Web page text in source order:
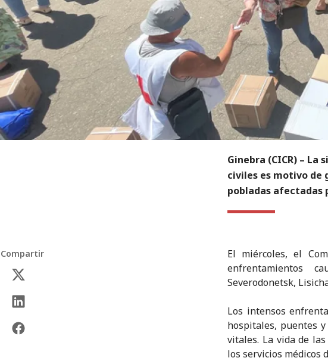
Ginebra (CICR) –
civiles es motivo de
pobladas afectadas
Compartir
El miércoles, el
enfrentamientos
Severodonetsk,
Los intensos
hospitales, puentes
vitales. La vida de
los servicios médicos